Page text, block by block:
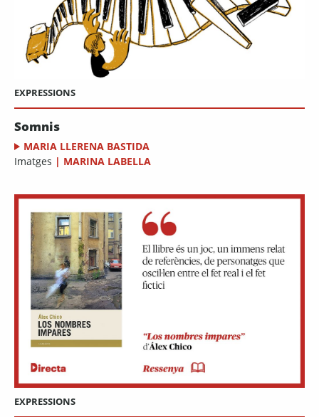
EXPRESSIONS
Somnis
MARIA LLERENA BASTIDA
Imatges | MARINA LABELLA
EXPRESSIONS